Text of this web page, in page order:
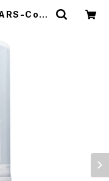
CoV-
セーバー